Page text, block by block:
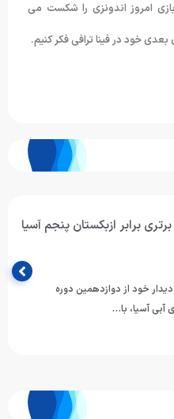
امروز اندونزی را شکست می
خود در فینا ترافی فکر کنیم.
برابر ازبکستان پنجم آسیا
خود از دوازدهمین دوره
آسیا، با…